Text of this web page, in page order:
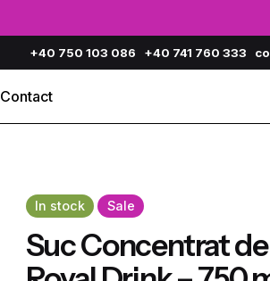
+40 750 103 086 +40 741 760 333
Contact
In stock Sale
Suc Concentrat